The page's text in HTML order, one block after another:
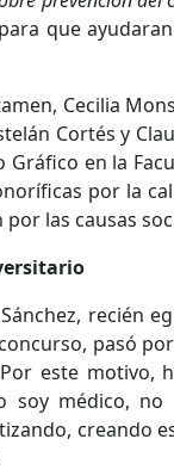
que
Cecilia
Cortés y
en la
por la
las causas
recién
pasó
este motivo,
soy médico,
creando